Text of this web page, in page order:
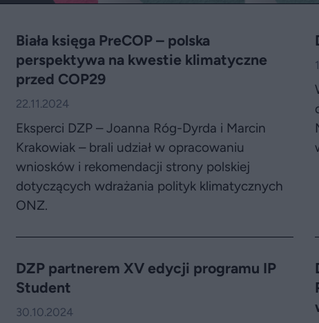
Biała księga PreCOP – polska
perspektywa na kwestie klimatyczne
przed COP29
22.11.2024
Eksperci DZP – Joanna Róg-Dyrda i Marcin
Krakowiak – brali udział w opracowaniu
wniosków i rekomendacji strony polskiej
dotyczących wdrażania polityk klimatycznych
ONZ.
DZP partnerem XV edycji programu IP
Student
30.10.2024